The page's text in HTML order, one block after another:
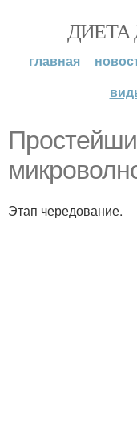
ДИЕТА
главная
Этап чередование.